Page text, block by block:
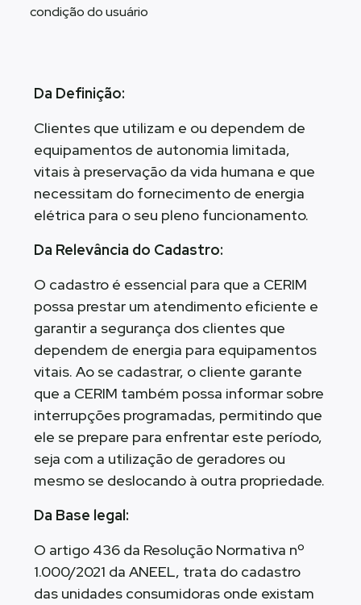
condição do usuário
Da Definição:
Clientes que utilizam e ou dependem de
equipamentos de autonomia limitada,
vitais à preservação da vida humana e que
necessitam do fornecimento de energia
elétrica para o seu pleno funcionamento.
Da Relevância do Cadastro:
O cadastro é essencial para que a CERIM
possa prestar um atendimento eficiente e
garantir a segurança dos clientes que
dependem de energia para equipamentos
vitais. Ao se cadastrar, o cliente garante
que a CERIM também possa informar sobre
interrupções programadas, permitindo que
ele se prepare para enfrentar este período,
seja com a utilização de geradores ou
mesmo se deslocando à outra propriedade.
Da Base legal:
O artigo 436 da Resolução Normativa nº
1.000/2021 da ANEEL, trata do cadastro
das unidades consumidoras onde existam